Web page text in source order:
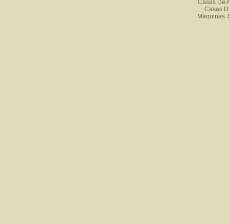
Casas De
Casas
Maquinas